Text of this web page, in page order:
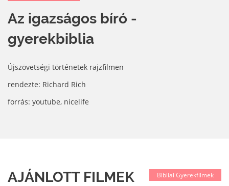
Az igazságos bíró -
gyerekbiblia
Újszövetségi történetek rajzfilmen
rendezte: Richard Rich
forrás: youtube, nicelife
AJÁNLOTT FILMEK Bibliai Gyerekfilmek